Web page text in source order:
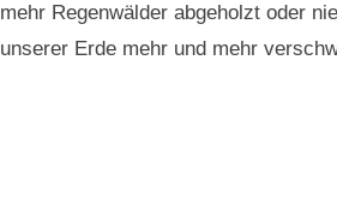
mehr Regenwälder abgeholzt oder
unserer Erde mehr und mehr